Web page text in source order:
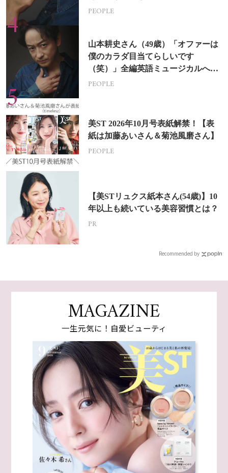
PEOPLE
山本耕史さん（49歳）「オファーは
僕のカラダ目当てらしいです
（笑）」全編英語ミュージカルへの
挑戦
PEOPLE
美ST 2026年10月号表紙解禁！【表
紙は加藤あいさん＆菊池風磨さん】
PEOPLE
【美STリュクス紙本さん(54歳)】10
年以上も続いている美容習慣とは？
PR
Recommended by
MAGAZINE
一生元気に！自愛ビューティ